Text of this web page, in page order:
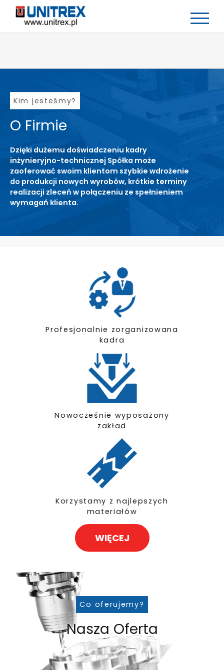
content
Kim jesteśmy?
O Firmie
Dzięki dużemu doświadczeniu kadry
inżynieryjno-technicznej Spółka może
zaoferować swoim klientom szybkie wdrożenie
do produkcji nowych wyrobów, krótkie terminy
realizacji zleceń w połączeniu ze spełnieniem
wymagań klienta.
Profesjonalnie zorganizowana
kadra
Nowocześnie wyposażony
zakład
Korzystamy z najlepszych
materiałów
WIĘCEJ
Co oferujemy?
Nasza Oferta